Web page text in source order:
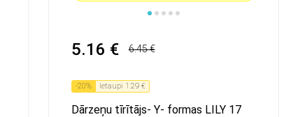
5.16 € 6.45 €
-20% Ietaupi 1.29 €
Dārzeņu tīrītājs- Y- formas LILY 17